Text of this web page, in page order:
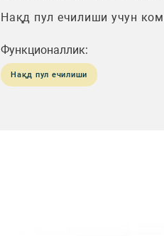
Нақд пул ечилиши учун
Функционаллик:
Нақд пул ечилиши